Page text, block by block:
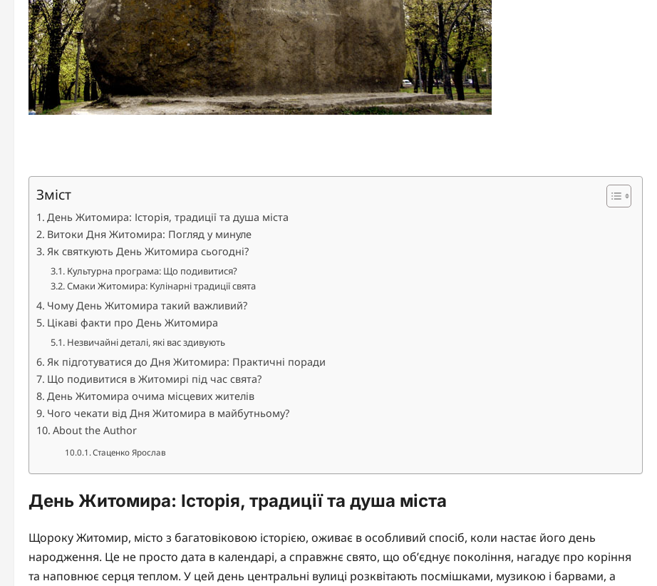
Зміст
День Житомира: Історія, традиції та душа міста
Витоки Дня Житомира: Погляд у минуле
Як святкують День Житомира сьогодні?
Культурна програма: Що подивитися?
Смаки Житомира: Кулінарні традиції свята
Чому День Житомира такий важливий?
Цікаві факти про День Житомира
Незвичайні деталі, які вас здивують
Як підготуватися до Дня Житомира: Практичні поради
Що подивитися в Житомирі під час свята?
День Житомира очима місцевих жителів
Чого чекати від Дня Житомира в майбутньому?
About the Author
Стаценко Ярослав
День Житомира: Історія, традиції та душа міста
Щороку Житомир, місто з багатовіковою історією, оживає в особливий спосіб, коли настає його день
народження. Це не просто дата в календарі, а справжнє свято, що об’єднує покоління, нагадує про коріння
та наповнює серця теплом. У цей день центральні вулиці розквітають посмішками, музикою і барвами, а